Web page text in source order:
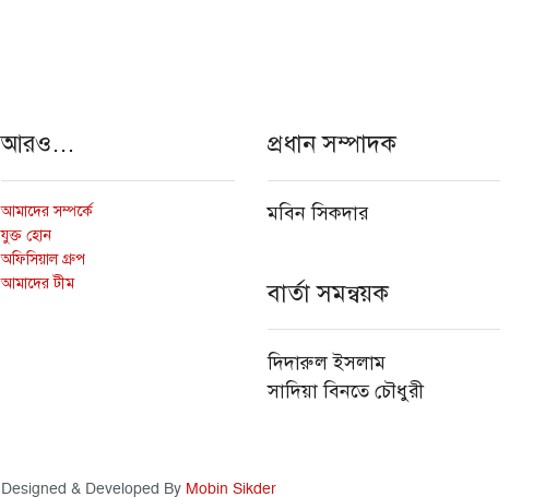
আরও…
আমাদের সম্পর্কে
যুক্ত হোন
অফিসিয়াল গ্রুপ
আমাদের টীম
প্রধান সম্পাদক
মবিন সিকদার
বার্তা সমন্বয়ক
দিদারুল ইসলাম
সাদিয়া বিনতে চৌধুরী
Designed & Developed By Mobin Sikder